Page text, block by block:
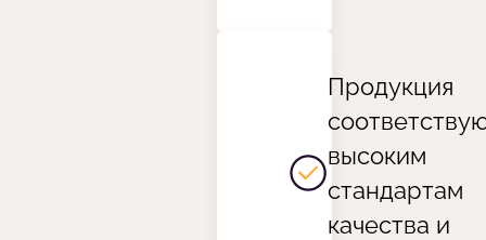
Продукция
высоким
стандартам
качества и